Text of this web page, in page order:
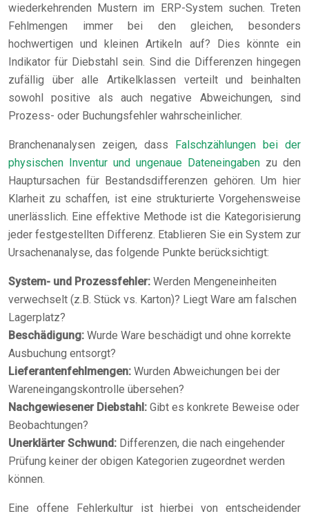
wiederkehrenden Mustern im ERP-System suchen. Treten
Fehlmengen immer bei den gleichen, besonders
hochwertigen und kleinen Artikeln auf? Dies könnte ein
Indikator für Diebstahl sein. Sind die Differenzen hingegen
zufällig über alle Artikelklassen verteilt und beinhalten
sowohl positive als auch negative Abweichungen, sind
Prozess- oder Buchungsfehler wahrscheinlicher.
Branchenanalysen zeigen, dass Falschzählungen bei der
physischen Inventur und ungenaue Dateneingaben zu den
Hauptursachen für Bestandsdifferenzen gehören. Um hier
Klarheit zu schaffen, ist eine strukturierte Vorgehensweise
unerlässlich. Eine effektive Methode ist die Kategorisierung
jeder festgestellten Differenz. Etablieren Sie ein System zur
Ursachenanalyse, das folgende Punkte berücksichtigt:
System- und Prozessfehler: Werden Mengeneinheiten
verwechselt (z.B. Stück vs. Karton)? Liegt Ware am falschen
Lagerplatz?
Beschädigung: Wurde Ware beschädigt und ohne korrekte
Ausbuchung entsorgt?
Lieferantenfehlmengen: Wurden Abweichungen bei der
Wareneingangskontrolle übersehen?
Nachgewiesener Diebstahl: Gibt es konkrete Beweise oder
Beobachtungen?
Unerklärter Schwund: Differenzen, die nach eingehender
Prüfung keiner der obigen Kategorien zugeordnet werden
können.
Eine offene Fehlerkultur ist hierbei von entscheidender